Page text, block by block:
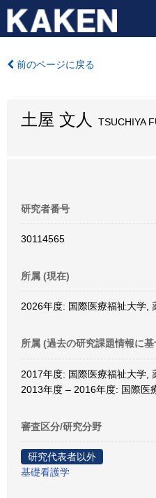
前のページに戻る
土屋 文人
TSUCHIYA
研究者番号
30114565
所属 (現在)
2026年度: 国際医療福祉大学,
所属 (過去の研究課題情報に基
2017年度: 国際医療福祉大学,
2013年度 – 2016年度: 国際医
審査区分/研究分野
研究代表者以外
基礎看護学